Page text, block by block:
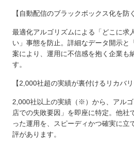
【自動配信のブラックボックス化を防
最適化アルゴリズムによる「どこに求
い」事態を防止。詳細なデータ開示と
案により、運用に不信感を抱く企業も
す。
【2,000社超の実績が裏付けるリカバリ
2,000社以上の実績（※）から、アル
店での失敗要因」を即座に特定。他社
った運用を、スピーディかつ確実に立
評があります。